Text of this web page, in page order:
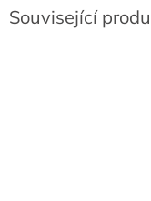
Související